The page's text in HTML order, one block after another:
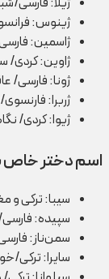
ژینوس:
ژاسمین:
ژاوین: کردی/
ژونا: فارسی/
ژربرا:
ژیوا: کردی/
اسم دختر خاص
سیبا: ترکی و
سپیده:
سمن‌ناز:
سایرا: ترکی/